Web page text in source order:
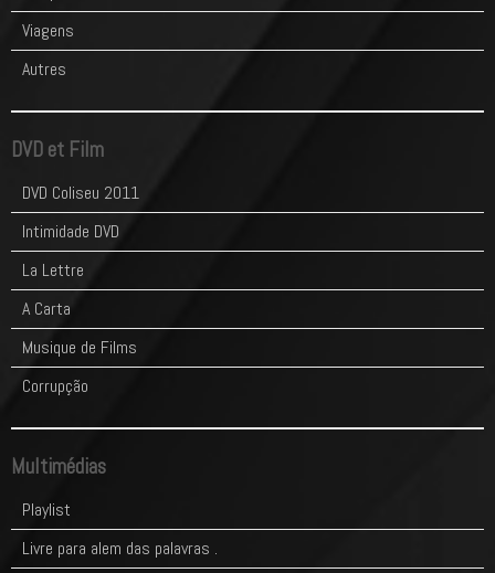
Viagens
Autres
DVD et Film
DVD Coliseu 2011
Intimidade DVD
La Lettre
A Carta
Musique de Films
Corrupção
Multimédias
Playlist
Livre para alem das palavras .